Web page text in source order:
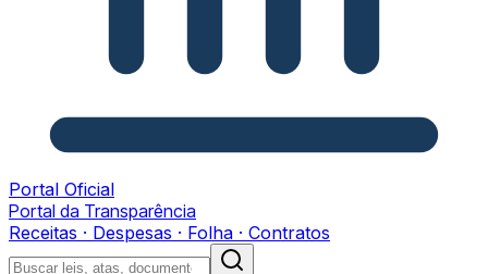
Portal Oficial
Portal da Transparência
Receitas · Despesas · Folha · Contratos